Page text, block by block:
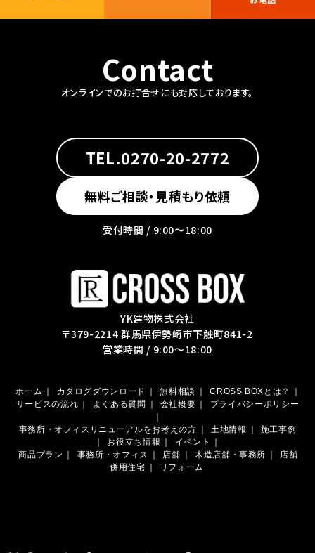
Contact
オンラインでのお打合せにも対応しております。
TEL.0270-20-2772
無料ご相談・見積もり依頼
受付時間 / 9:00〜18:00
YK建物株式会社
〒379-2214 群馬県伊勢崎市下触町841-2
営業時間 / 9:00～18:00
ホーム カタログダウンロード 無料相談 CROSS BOXとは？
サービスの流れ
よくある質問 会社概要
プライバシーポリシー
事務所・オフィスリニューアルをお考えの方
土地情報
施工事例
お役立ち情報 イベント
商品プラン
事務所・オフィス 店舗 木造店舗・事務所
店舗
併用住宅
リフォーム